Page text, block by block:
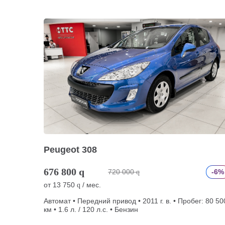
Peugeot 308
676 800 q 720 000 q
-6%
от 13 750 q / мес.
Автомат • Передний привод • 2011 г. в. • Пробег: 80
км • 1.6 л. / 120 л.с. • Бензин